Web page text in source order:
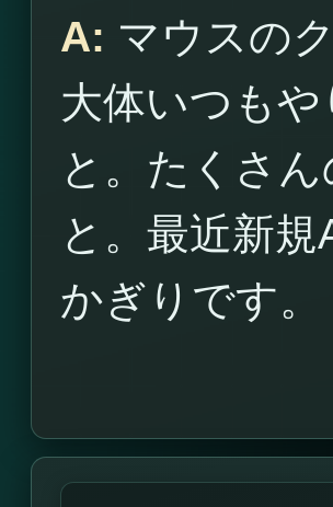
A: マウスの
大体いつも
と。たくさ
と。最近新
かぎりです。